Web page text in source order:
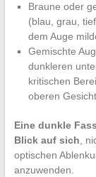
Braune oder
(blau, grau,
dem Auge
Gemischte
dunkleren
kritischen
oberen
Eine dunkle
Blick auf sich,
optischen
anzuwenden.